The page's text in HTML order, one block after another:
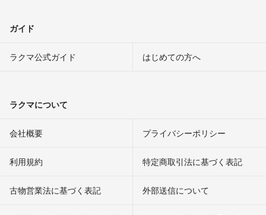
ガイド
ラクマ公式ガイド はじめての方へ
ラクマについて
会社概要 プライバシーポリシー
利用規約 特定商取引法に基づく表記
古物営業法に基づく表記 外部送信について